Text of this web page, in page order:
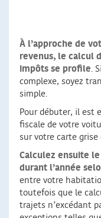
À l’approche de
revenus, le calcul
impôts se profile.
complexe, soyez
simple.
Pour débuter, il est
fiscale de votre
sur votre carte
Calculez ensuite
durant l’année
entre votre
toutefois que le
trajets n’excédant